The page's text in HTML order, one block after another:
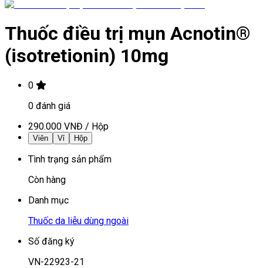
Thuốc điều trị mụn Acnotin®
(isotretionin) 10mg
0
0 đánh giá
290.000 VNĐ / Hộp
Viên Vỉ Hộp
Tình trạng sản phẩm
Còn hàng
Danh mục
Thuốc da liễu dùng ngoài
Số đăng ký
VN-22923-21